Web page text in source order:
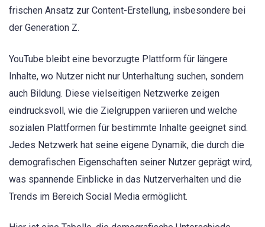
frischen Ansatz zur Content-Erstellung, insbesondere bei
der Generation Z.
YouTube bleibt eine bevorzugte Plattform für längere
Inhalte, wo Nutzer nicht nur Unterhaltung suchen, sondern
auch Bildung. Diese vielseitigen Netzwerke zeigen
eindrucksvoll, wie die Zielgruppen variieren und welche
sozialen Plattformen für bestimmte Inhalte geeignet sind.
Jedes Netzwerk hat seine eigene Dynamik, die durch die
demografischen Eigenschaften seiner Nutzer geprägt wird,
was spannende Einblicke in das Nutzerverhalten und die
Trends im Bereich Social Media ermöglicht.